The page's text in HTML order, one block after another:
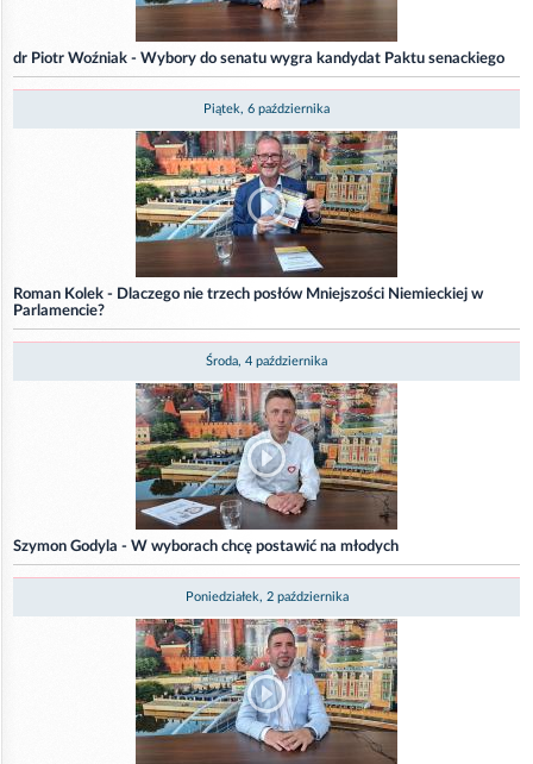
dr Piotr Woźniak - Wybory do senatu wygra kandydat Paktu senackiego
Piątek, 6 października
Roman Kolek - Dlaczego nie trzech posłów Mniejszości Niemieckiej w
Parlamencie?
Środa, 4 października
Szymon Godyla - W wyborach chcę postawić na młodych
Poniedziałek, 2 października